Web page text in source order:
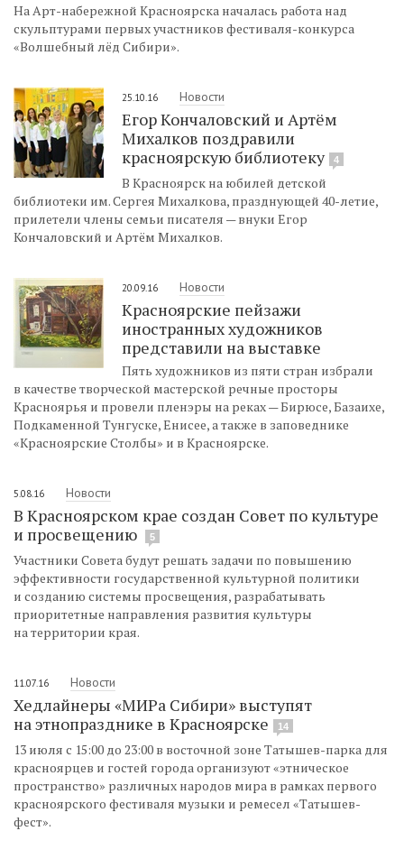
На Арт-набережной Красноярска началась работа над
скульптурами первых участников фестиваля-конкурса
«Волшебный лёд Сибири».
25.10.16 Новости
Егор Кончаловский и Артём
Михалков поздравили
красноярскую библиотеку
4
В Красноярск на юбилей детской
библиотеки им. Сергея Михалкова, празднующей 40-летие,
прилетели члены семьи писателя​ — внуки Егор
Кончаловский и Артём Михалков.
20.09.16 Новости
Красноярские пейзажи
иностранных художников
представили на выставке
Пять художников из пяти стран избрали
в качестве творческой мастерской речные просторы
Красноярья и провели пленэры на реках — Бирюсе, Базаихе,
Подкаменной Тунгуске, Енисее, а также в заповеднике
«Красноярские Столбы» и в Красноярске.
5.08.16 Новости
В Красноярском крае создан Совет по культуре
и просвещению
5
Участники Совета будут решать задачи по повышению
эффективности государственной культурной политики
и созданию системы просвещения, разрабатывать
приоритетные направления развития культуры
на территории края.
11.07.16 Новости
Хедлайнеры «МИРа Сибири» выступят
на этнопразднике в Красноярске
14
13 июля с 15:00 до 23:00 в восточной зоне Татышев-парка для
красноярцев и гостей города организуют «этническое
пространство» различных народов мира в рамках первого
красноярского фестиваля музыки и ремесел «Татышев-
фест».